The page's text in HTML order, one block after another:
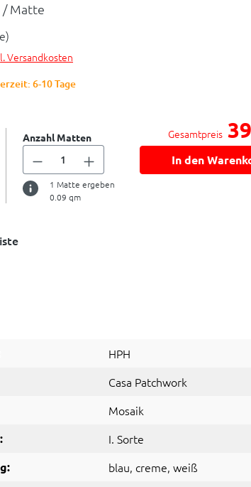
/ Matte
Versandkosten
6-10 Tage
Anzahl Matten
1 Matte ergeben
0.09 qm
Gesamtpreis
In den
HPH
Casa Patchwork
Mosaik
I. Sorte
blau, creme, weiß